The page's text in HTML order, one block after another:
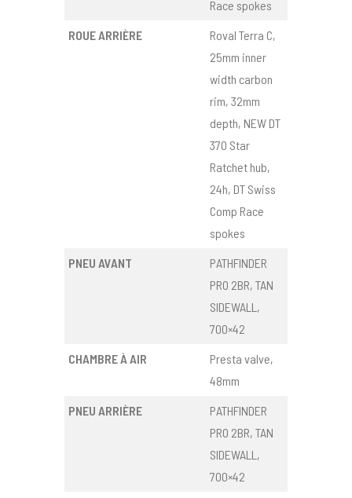
Race spokes
ROUE ARRIÈRE
Roval Terra C,
25mm inner
width carbon
rim, 32mm
depth, NEW DT
370 Star
Ratchet hub,
24h, DT Swiss
Comp Race
spokes
PNEU AVANT
PATHFINDER
PRO 2BR, TAN
SIDEWALL,
700×42
CHAMBRE À AIR
Presta valve,
48mm
PNEU ARRIÈRE
PATHFINDER
PRO 2BR, TAN
SIDEWALL,
700×42